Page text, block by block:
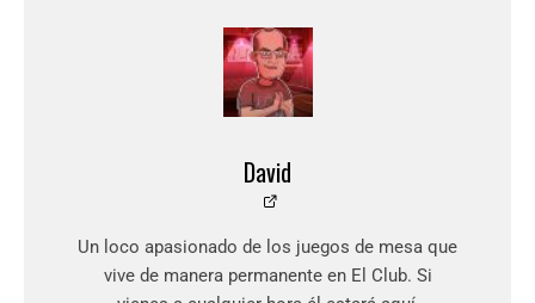
David
Un loco apasionado de los juegos de mesa que
vive de manera permanente en El Club. Si